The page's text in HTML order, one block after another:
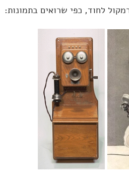
לחוד, כפי שרואים בתמונות: